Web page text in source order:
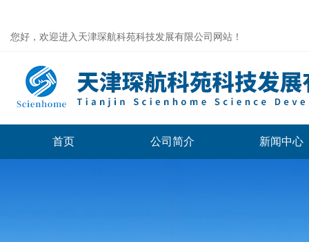
您好，欢迎进入天津琛航科苑科技发展有限公司网站！
首页 公司简介 新闻中心